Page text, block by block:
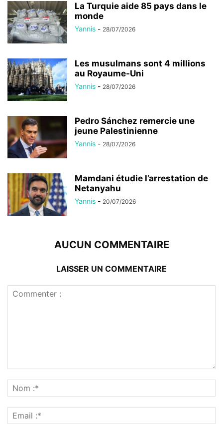
La Turquie aide 85 pays dans le
monde
Yannis - 28/07/2026
Les musulmans sont 4 millions
au Royaume-Uni
Yannis - 28/07/2026
Pedro Sánchez remercie une
jeune Palestinienne
Yannis - 28/07/2026
Mamdani étudie l’arrestation de
Netanyahu
Yannis - 20/07/2026
AUCUN COMMENTAIRE
LAISSER UN COMMENTAIRE